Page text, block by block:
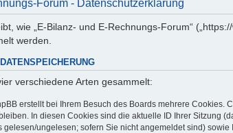
Forum - Datenschutzerklärung
wie „E-Bilanz- und E-Rechnungs-Forum“
werden.
verschiedene Arten gesammelt:
erstellt bei Ihrem Besuch des Boards mehrere
In diesen Cookies sind die aktuelle ID Ihrer Sitzung
gelesen/ungelesen; sofern Sie nicht angemeldet sind)